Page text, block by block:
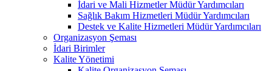
İdari ve Mali Hizmetler Müdür Yardımcıları
Sağlık Bakım Hizmetleri Müdür Yardımcıları
Destek ve Kalite Hizmetleri Müdür Yardımcıları
Organizasyon Şeması
İdari Birimler
Kalite Yönetimi